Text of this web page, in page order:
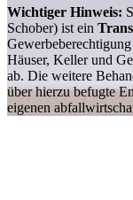
Wichtiger Hinweis:
Schober) ist ein
Häuser, Keller und
ab. Die weitere
über hierzu befugte
eigenen